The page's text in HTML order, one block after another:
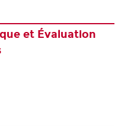
et Évaluation